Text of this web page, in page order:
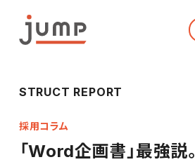
STRUCT REPORT
採用コラム
「Word企画書」最強説。